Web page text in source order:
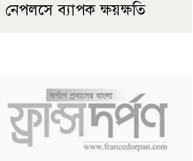
নেপলসে ব্যাপক ক্ষয়ক্ষতি